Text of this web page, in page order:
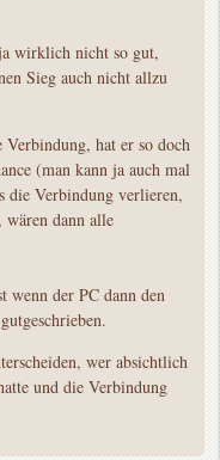
wirklich nicht so gut,
Sieg auch nicht allzu
hat er so doch
(man kann ja auch mal
die Verbindung verlieren,
wären dann alle
wenn der PC dann den
wer absichtlich
und die Verbindung